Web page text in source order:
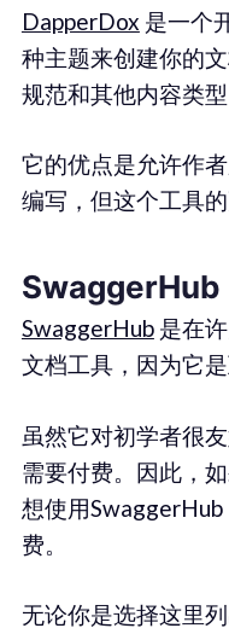
DapperDox 是一个
种主题来创建你的
规范和其他内容类
它的优点是允许作
编写，但这个工具
SwaggerHub
SwaggerHub是在
文档工具，因为它
虽然它对初学者很
需要付费。因此，
想使用
费。
无论你是选择这里